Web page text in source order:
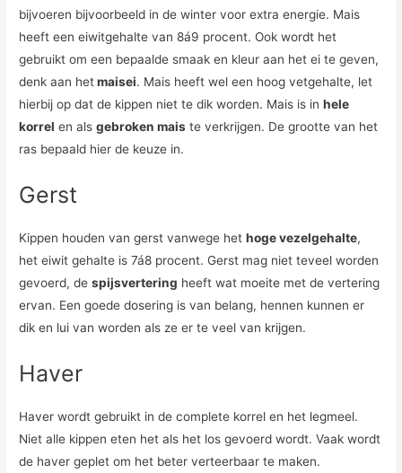
bijvoeren bijvoorbeeld in de winter voor extra energie. Mais
heeft een eiwitgehalte van 8á9 procent. Ook wordt het
gebruikt om een bepaalde smaak en kleur aan het ei te geven,
denk aan hetmaisei. Mais heeft wel een hoog vetgehalte, let
hierbij op dat de kippen niet te dik worden. Mais is inhele
korrel en alsgebroken mais te verkrijgen. De grootte van het
ras bepaald hier de keuze in.
Gerst
Kippen houden van gerst vanwege hethoge vezelgehalte,
het eiwit gehalte is 7á8 procent. Gerst mag niet teveel worden
gevoerd, despijsvertering heeft wat moeite met de vertering
ervan. Een goede dosering is van belang, hennen kunnen er
dik en lui van worden als ze er te veel van krijgen.
Haver
Haver wordt gebruikt in de complete korrel en het legmeel.
Niet alle kippen eten het als het los gevoerd wordt. Vaak wordt
de haver geplet om het beter verteerbaar te maken.